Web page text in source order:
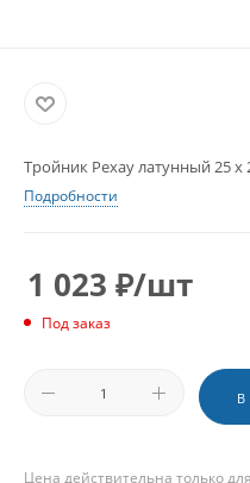
Тройник Рехау латунный 25
Подробности
1 023 ₽/шт
Под заказ
Цена действительна только